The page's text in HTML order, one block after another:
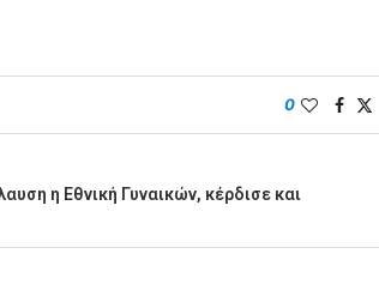
0
η Εθνική Γυναικών, κέρδισε και